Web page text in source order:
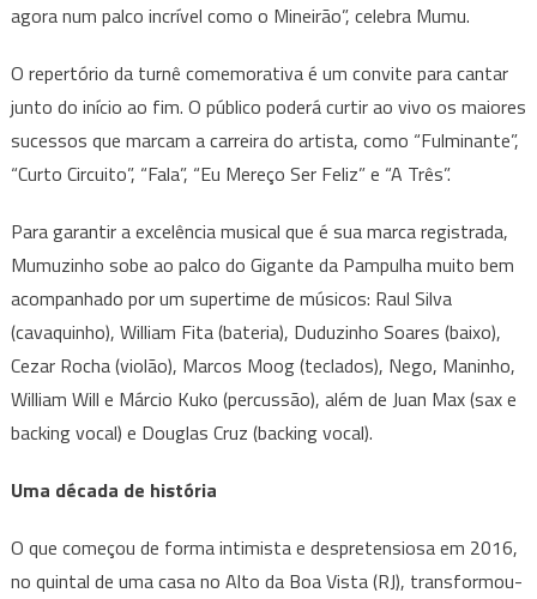
agora num palco incrível como o Mineirão”, celebra Mumu.
O repertório da turnê comemorativa é um convite para cantar
junto do início ao fim. O público poderá curtir ao vivo os maiores
sucessos que marcam a carreira do artista, como “Fulminante”,
“Curto Circuito”, “Fala”, “Eu Mereço Ser Feliz” e “A Três”.
Para garantir a excelência musical que é sua marca registrada,
Mumuzinho sobe ao palco do Gigante da Pampulha muito bem
acompanhado por um supertime de músicos: Raul Silva
(cavaquinho), William Fita (bateria), Duduzinho Soares (baixo),
Cezar Rocha (violão), Marcos Moog (teclados), Nego, Maninho,
William Will e Márcio Kuko (percussão), além de Juan Max (sax e
backing vocal) e Douglas Cruz (backing vocal).
Uma década de história
O que começou de forma intimista e despretensiosa em 2016,
no quintal de uma casa no Alto da Boa Vista (RJ), transformou-